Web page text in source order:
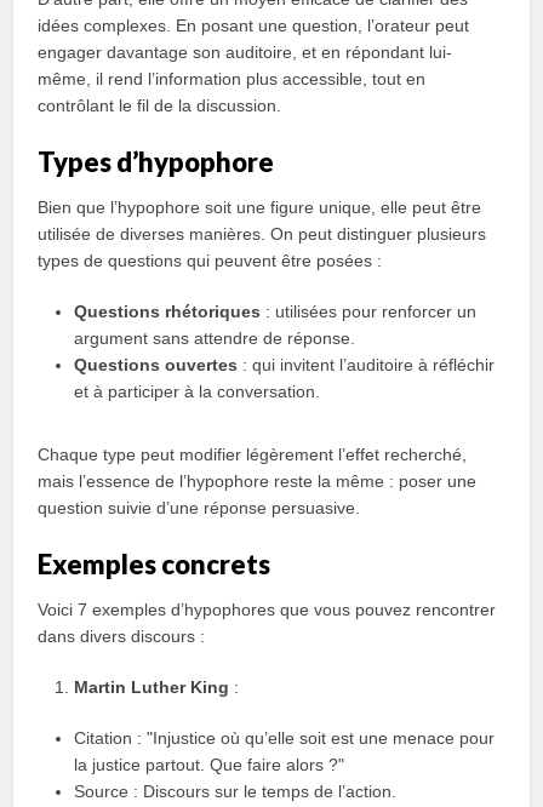
idées complexes. En posant une question, l’orateur peut
engager davantage son auditoire, et en répondant lui-
même, il rend l’information plus accessible, tout en
contrôlant le fil de la discussion.
Types d’hypophore
Bien que l’hypophore soit une figure unique, elle peut être
utilisée de diverses manières. On peut distinguer plusieurs
types de questions qui peuvent être posées :
Questions rhétoriques : utilisées pour renforcer un
argument sans attendre de réponse.
Questions ouvertes : qui invitent l’auditoire à réfléchir
et à participer à la conversation.
Chaque type peut modifier légèrement l’effet recherché,
mais l’essence de l’hypophore reste la même : poser une
question suivie d’une réponse persuasive.
Exemples concrets
Voici 7 exemples d’hypophores que vous pouvez rencontrer
dans divers discours :
Martin Luther King :
Citation : "Injustice où qu’elle soit est une menace pour
la justice partout. Que faire alors ?"
Source : Discours sur le temps de l’action.